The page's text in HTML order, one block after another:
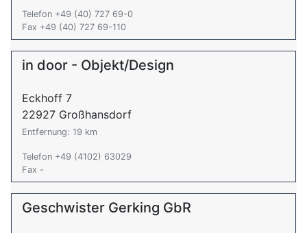
Telefon +49 (40) 727 69-0
Fax +49 (40) 727 69-110
in door - Objekt/Design
Eckhoff 7
22927 Großhansdorf
Entfernung: 19 km
Telefon +49 (4102) 63029
Fax -
Geschwister Gerking GbR